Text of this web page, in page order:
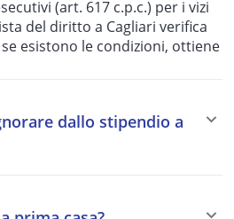
(art. 617 c.p.c.) per i vizi
del diritto a Cagliari verifica
esistono le condizioni, ottiene
dallo stipendio a